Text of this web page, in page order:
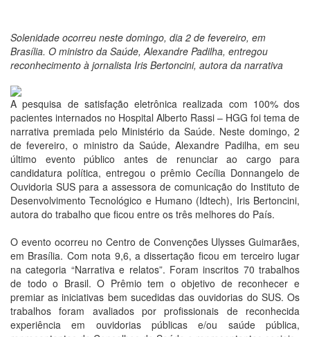
Solenidade ocorreu neste domingo, dia 2 de fevereiro, em
Brasília. O ministro da Saúde, Alexandre Padilha, entregou
reconhecimento à jornalista Iris Bertoncini, autora da narrativa
A pesquisa de satisfação eletrônica realizada com 100% dos
pacientes internados no Hospital Alberto Rassi – HGG foi tema de
narrativa premiada pelo Ministério da Saúde. Neste domingo, 2
de fevereiro, o ministro da Saúde, Alexandre Padilha, em seu
último evento público antes de renunciar ao cargo para
candidatura política, entregou o prêmio Cecília Donnangelo de
Ouvidoria SUS para a assessora de comunicação do Instituto de
Desenvolvimento Tecnológico e Humano (Idtech), Iris Bertoncini,
autora do trabalho que ficou entre os três melhores do País.
O evento ocorreu no Centro de Convenções Ulysses Guimarães,
em Brasília. Com nota 9,6, a dissertação ficou em terceiro lugar
na categoria “Narrativa e relatos”. Foram inscritos 70 trabalhos
de todo o Brasil. O Prêmio tem o objetivo de reconhecer e
premiar as iniciativas bem sucedidas das ouvidorias do SUS. Os
trabalhos foram avaliados por profissionais de reconhecida
experiência em ouvidorias públicas e/ou saúde pública,